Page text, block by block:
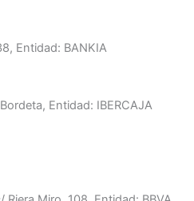
Entidad: BANKIA
Entidad: IBERCAJA